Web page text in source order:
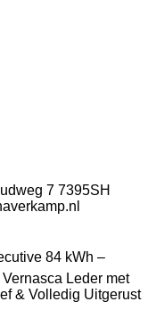
7 7395SH
84 kWh –
Leder met
& Volledig Uitgerust